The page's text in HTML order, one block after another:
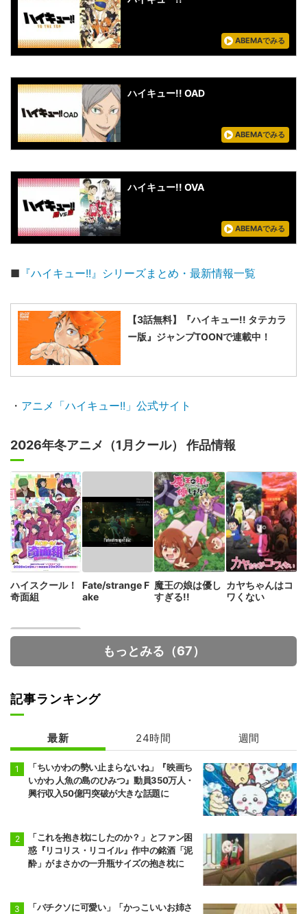
ABEMAでみる
ハイキュー!! OAD
ABEMAでみる
ハイキュー!! OVA
ABEMAでみる
■ 『ハイキュー!!』シリーズまとめ・最新情報一覧
【3話無料】『ハイキュー!! タテカラ
ー版』ジャンプTOONで連載中！
・ アニメ「ハイキュー!!」公式サイト
2026年冬アニメ（1月クール） 作品情報
ハイスクール！
奇面組
Fate/strange F
ake
魔王の娘は優し
すぎる!!
カヤちゃんはコ
ワくない
火喰鳥 羽州ぼろ
鳶組
もっとみる（67）
記事ランキング
最新 24時間 週間
「ちいかわの勢い止まらないね」『映画ち
いかわ 人魚の島のひみつ』動員350万人・
興行収入50億円突破が大きな話題に
「これを抱き枕にしたのか？」とファン困
惑『リコリス・リコイル』作中の銘酒「泥
酔」がまさかの一升瓶サイズの抱き枕に
「バチクソに可愛い」「かっこいいお姉さ